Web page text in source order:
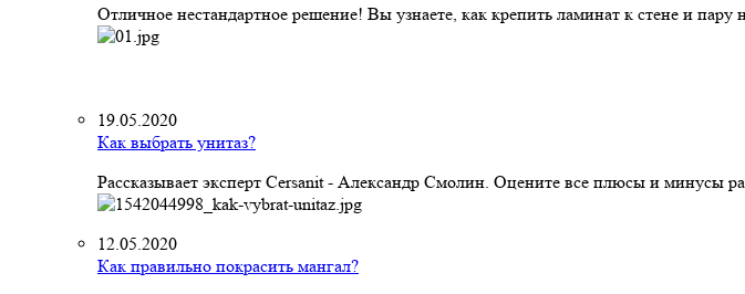
Отличное нестандартное решение! Вы узнаете, как крепить ламинат к стене и пару
19.05.2020
Как выбрать унитаз?
Рассказывает эксперт Cersanit - Александр Смолин. Оцените все плюсы и минусы
12.05.2020
Как правильно покрасить мангал?